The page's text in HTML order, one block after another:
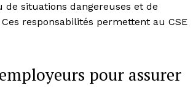
de situations dangereuses et de
responsabilités permettent au CSE
pour assurer